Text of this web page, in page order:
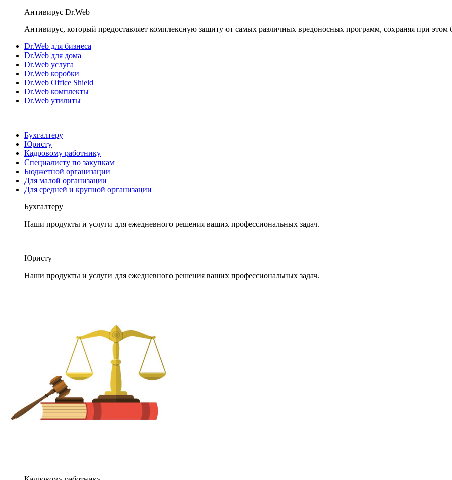
Антивирус Dr.Web
Антивирус, который предоставляет комплексную защиту от самых различных вредоносных программ, сохраняя при этом
Dr.Web для бизнеса
Dr.Web для дома
Dr.Web услуга
Dr.Web коробки
Dr.Web Office Shield
Dr.Web комплекты
Dr.Web утилиты
Бухгалтеру
Юристу
Кадровому работнику
Специалисту по закупкам
Бюджетной организации
Для малой организации
Для средней и крупной организации
Бухгалтеру
Наши продукты и услуги для ежедневного решения ваших профессиональных задач.
Юристу
Наши продукты и услуги для ежедневного решения ваших профессиональных задач.